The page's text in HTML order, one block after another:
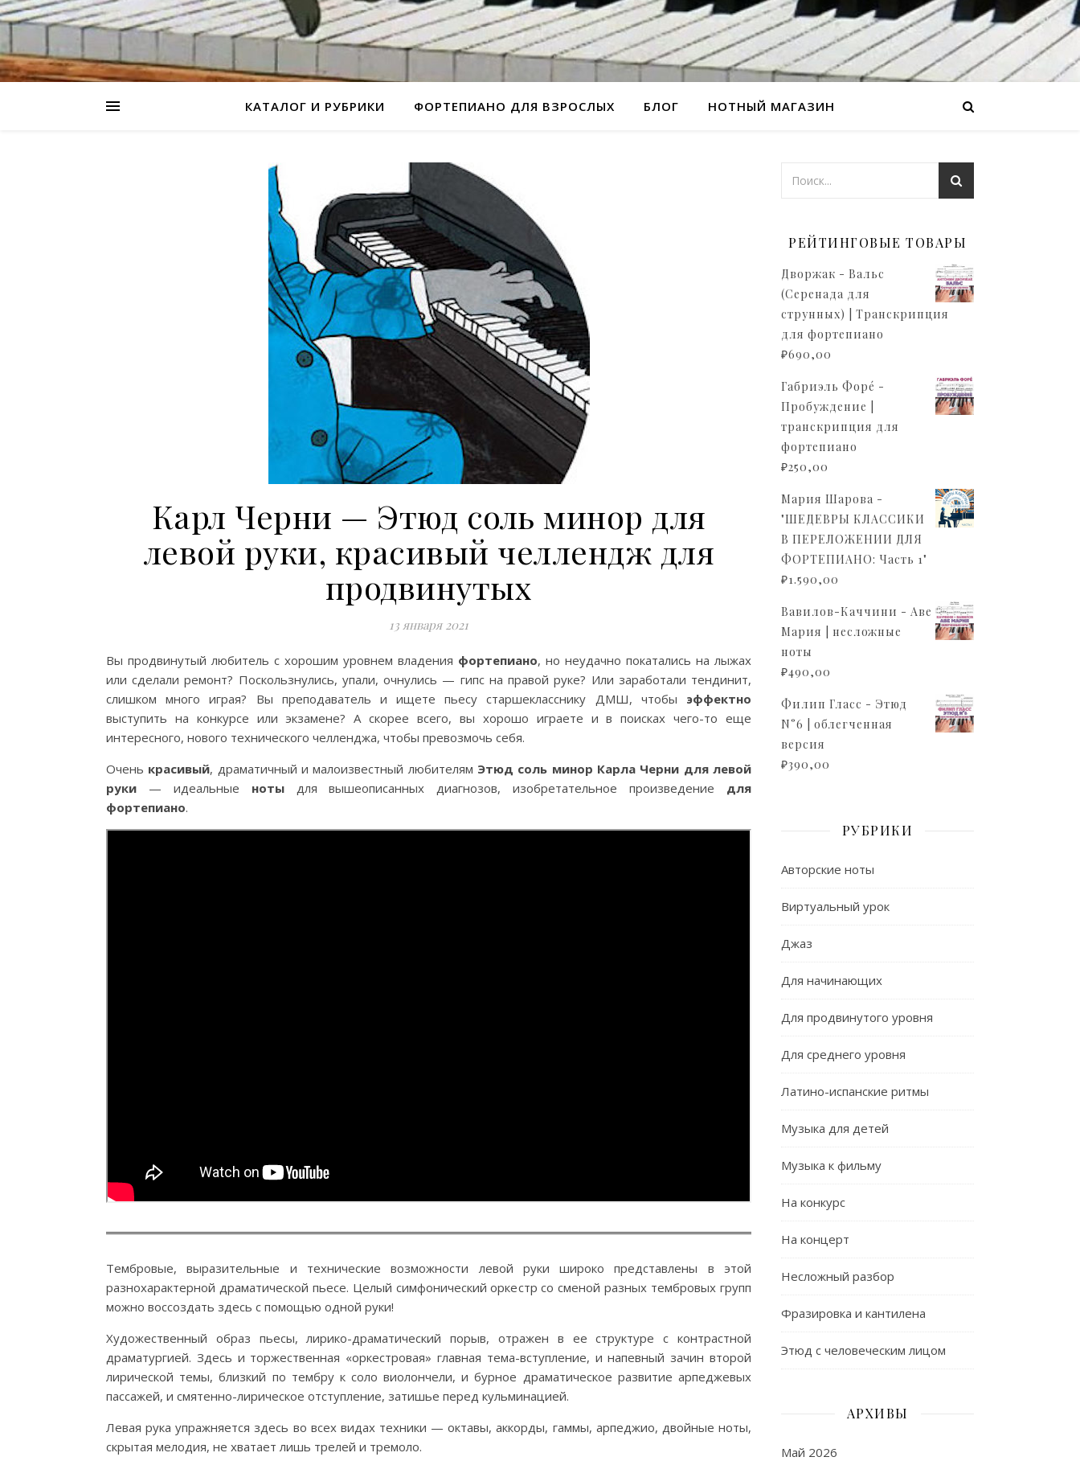
КАТАЛОГ И РУБРИКИ ФОРТЕПИАНО ДЛЯ ВЗРОСЛЫХ БЛОГ НОТНЫЙ МАГАЗИН
Карл Черни — Этюд соль минор для
левой руки, красивый челлендж для
продвинутых
13 января 2021
Вы продвинутый любитель с хорошим уровнем владения фортепиано, но неудачно покатались на лыжах
или cделали ремонт? Поскользнулись, упали, очнулись — гипс на правой руке? Или заработали тeндинит,
слишком много играя? Вы преподаватель и ищете пьесу старшекласснику ДМШ, чтобы эффектно
выступить на конкурсе или экзамене? А скорее всего, вы хорошо играете и в поисках чего-то еще
интересного, нового технического челленджа, чтобы превозмочь себя.
Очень красивый, драматичный и малоизвестный любителям Этюд соль минор Карла Черни для левой
руки — идеальные нотыдля вышеописанных диагнозов, изобретательное произведение для
фортепиано.
Тембровые, выразительные и технические возможности левой руки широко представлены в этой
разнохарактерной драматической пьесе. Целый симфонический оркестр со сменой разных тембровых групп
можно воссоздать здесь с помощью одной руки!
Художественный образ пьесы, лирико-драматический порыв, отражен в ее структуре с контрастной
драматургией. Здесь и торжественная «оркестровая» главная тема-вступление, и напевный зачин второй
лирической темы, близкий по тембру к соло виолончели, и бурное драматическое развитие арпеджевых
пассажей, и смятенно-лирическое отступление, затишье перед кульминацией.
Левая рука упражняется здесь во всех видах техники — октавы, аккорды, гаммы, арпеджио, двойные ноты,
скрытая мелодия, не хватает лишь трелей и тремоло.
РЕЙТИНГОВЫЕ ТОВАРЫ
Дворжак - Вальс
(Серенада для
струнных) | Транскрипция
для фортепиано
₽690,00
Габриэль Форé -
Пробуждение |
транскрипция для
фортепиано
₽250,00
Мария Шарова -
"ШЕДЕВРЫ КЛАССИКИ
В ПЕРЕЛОЖЕНИИ ДЛЯ
ФОРТЕПИАНО: Часть 1"
₽1.590,00
Вавилов-Каччини - Аве
Мария | несложные
ноты
₽490,00
Филип Гласс - Этюд
N°6 | облегченная
версия
₽390,00
РУБРИКИ
Авторские ноты
Виртуальный урок
Джаз
Для начинающих
Для продвинутого уровня
Для среднего уровня
Латино-испанские ритмы
Музыка для детей
Музыка к фильму
На конкурс
На концерт
Несложный разбор
Фразировка и кантилена
Этюд с человеческим лицом
АРХИВЫ
Май 2026